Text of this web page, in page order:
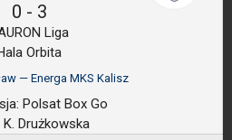
0 - 3
Liga
Orbita
— Energa MKS Kalisz
Polsat Box Go
K. Drużkowska